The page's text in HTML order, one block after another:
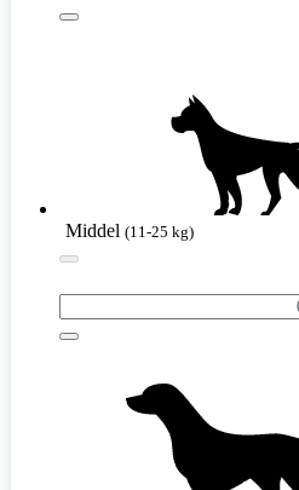
Middel (11-25 kg)